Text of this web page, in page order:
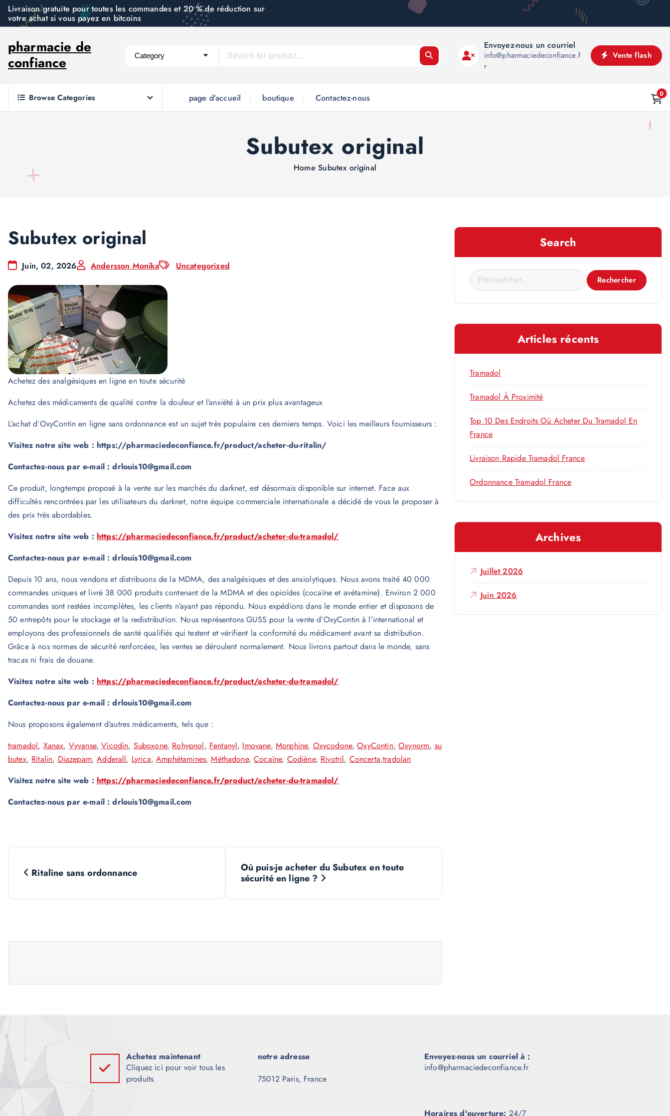
n
Livraison gratuite pour toutes les commandes et 20 % de réduction sur
votre achat si vous payez en bitcoins
pharmacie de
confiance
Envoyez-nous un courriel
info@pharmaciedeconfiance.f
r
Vente flash
Browse Categories page d’accueil boutique Contactez-nous 0
Subutex original
Home Subutex original
Subutex original
Juin, 02, 2026 Andersson Monika Uncategorized
Achetez des analgésiques en ligne en toute sécurité
Achetez des médicaments de qualité contre la douleur et l’anxiété à un prix plus avantageux
L’achat d’OxyContin en ligne sans ordonnance est un sujet très populaire ces derniers temps. Voici les meilleurs fournisseurs :
Visitez notre site web : https://pharmaciedeconfiance.fr/product/acheter-du-ritalin/
Contactez-nous par e-mail : drlouis10@gmail.com
Ce produit, longtemps proposé à la vente sur les marchés du darknet, est désormais disponible sur internet. Face aux
difficultés rencontrées par les utilisateurs du darknet, notre équipe commerciale internationale a décidé de vous le proposer à
des prix très abordables.
Visitez notre site web : https://pharmaciedeconfiance.fr/product/acheter-du-tramadol/
Contactez-nous par e-mail : drlouis10@gmail.com
Depuis 10 ans, nous vendons et distribuons de la MDMA, des analgésiques et des anxiolytiques. Nous avons traité 40 000
commandes uniques et livré 38 000 produits contenant de la MDMA et des opioïdes (cocaïne et avétamine). Environ 2 000
commandes sont restées incomplètes, les clients n’ayant pas répondu. Nous expédions dans le monde entier et disposons de
50 entrepôts pour le stockage et la redistribution. Nous représentons GUSS pour la vente d’OxyContin à l’international et
employons des professionnels de santé qualifiés qui testent et vérifient la conformité du médicament avant sa distribution.
Grâce à nos normes de sécurité renforcées, les ventes se déroulent normalement. Nous livrons partout dans le monde, sans
tracas ni frais de douane.
Visitez notre site web : https://pharmaciedeconfiance.fr/product/acheter-du-tramadol/
Contactez-nous par e-mail : drlouis10@gmail.com
Nous proposons également d’autres médicaments, tels que :
tramadol, Xanax, Vyvanse,Vicodin, Suboxone, Rohypnol, Fentanyl, Imovane, Morphine, Oxycodone,OxyContin,Oxynorm, su
butex, Ritalin, Diazepam,Adderall, Lyrica,Amphétamines,Méthadone,Cocaïne, Codiène, Rivotril, Concerta,tradolan
Visitez notre site web : https://pharmaciedeconfiance.fr/product/acheter-du-tramadol/
Contactez-nous par e-mail : drlouis10@gmail.com
N
a
i
t
i
o
Ritaline sans ordonnance
Où puis-je acheter du Subutex en toute
sécurité en ligne ?
Search
R
e
c
c
h
e
r
:
Articles récents
Tramadol
Tramadol À Proximité
Top 10 Des Endroits Où Acheter Du Tramadol En
France
Livraison Rapide Tramadol France
Ordonnance Tramadol France
Archives
Juillet 2026
Juin 2026
Achetez maintenant
Cliquez ici pour voir tous les
produits
notre adresse
75012 Paris, France
Envoyez-nous un courriel à :
info@pharmaciedeconfiance.fr
Horaires d'ouverture: 24/7